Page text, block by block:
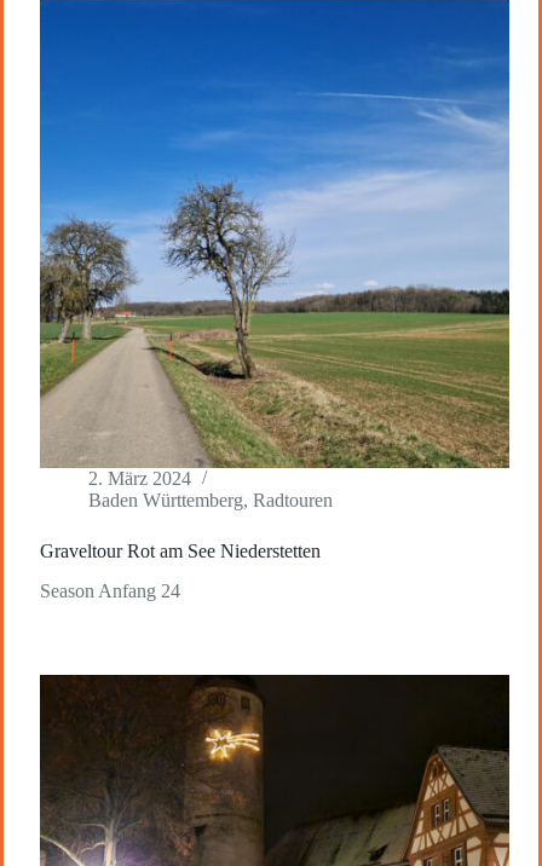
2. März 2024
Baden Württemberg, Radtouren
Graveltour Rot am See Niederstetten
Season Anfang 24